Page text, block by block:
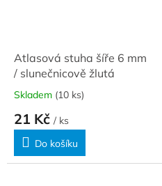
Atlasová stuha šíře 6 mm
/ slunečnicově žlutá
Skladem (10 ks)
21 Kč / ks
Do košíku